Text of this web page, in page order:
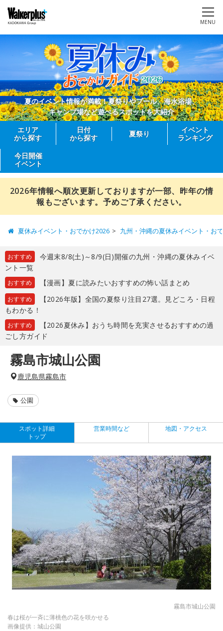
MENU
夏のイベント情報が満載！夏祭りやプール、海水浴場、
キャンプ場など遊べるスポットを大紹介
エリア
から探す
日付
から探す
夏祭り
イベント
ランキング
今日開催
イベント
2026年情報へ順次更新しておりますが一部、昨年の情
報もございます。予めご了承ください。
夏休みイベント・おでかけ2026 九州・沖縄の夏休みイベント・お
おすすめ
今週末8/8(土)～8/9(日)開催の九州・沖縄の夏休みイベ
ント一覧
おすすめ 【漫画】夏に読みたいおすすめの怖い話まとめ
おすすめ
【2026年版】全国の夏祭り注目27選。見どころ・日程
もわかる！
おすすめ
【2026夏休み】おうち時間を充実させるおすすめの過
ごし方ガイド
霧島市城山公園
鹿児島県霧島市
公園
スポット詳細
トップ
営業時間など 地図・アクセス
霧島市城山公園
春は桜が一斉に薄桃色の花を咲かせる
画像提供：城山公園